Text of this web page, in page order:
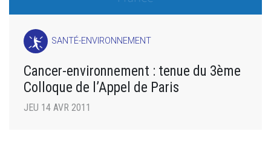
SANTÉ-ENVIRONNEMENT
Cancer-environnement : tenue du 3ème
Colloque de l’Appel de Paris
JEU 14 AVR 2011